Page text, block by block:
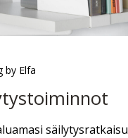
by Elfa
säilytysratkaisu